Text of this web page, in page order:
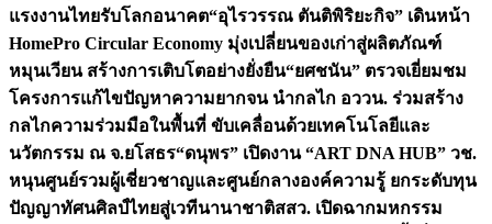
แรงงานไทยรับโลกอนาคต“อุไรวรรณ ตันติพิริยะกิจ” เดินหน้า
HomePro Circular Economy มุ่งเปลี่ยนของเก่าสู่ผลิตภัณฑ์
หมุนเวียน สร้างการเติบโตอย่างยั่งยืน“ยศชนัน” ตรวจเยี่ยมชม
โครงการแก้ไขปัญหาความยากจน นำกลไก อววน. ร่วมสร้าง
กลไกความร่วมมือในพื้นที่ ขับเคลื่อนด้วยเทคโนโลยีและ
นวัตกรรม ณ จ.ยโสธร“ดนุพร” เปิดงาน “ART DNA HUB” วช.
หนุนศูนย์รวมผู้เชี่ยวชาญและศูนย์กลางองค์ความรู้ ยกระดับทุน
ปัญญาทัศนศิลป์ไทยสู่เวทีนานาชาติสสว. เปิดฉากมหกรรม